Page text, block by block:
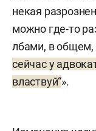
некая
можно где-то
лбами, в общем,
сейчас у
властвуй“».